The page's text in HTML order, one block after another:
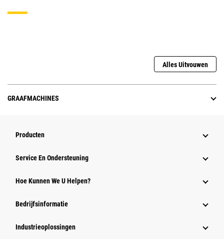
Alles Uitvouwen
GRAAFMACHINES
Producten
Service En Ondersteuning
Hoe Kunnen We U Helpen?
Bedrijfsinformatie
Industrieoplossingen